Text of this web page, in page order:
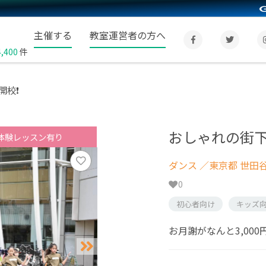
件
主催する 教室運営者の方へ
❗️
験レッスン有り おしゃれの街
ダンス ／東京都 世田
0
初心者向け キッズ
お月謝がなんと3,000